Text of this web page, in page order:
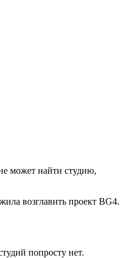
может найти студию,
возглавить проект BG4.
попросту нет.